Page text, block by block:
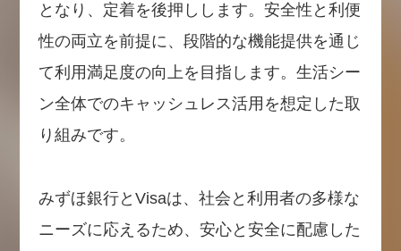
となり、定着を後押しします。安全性と利便
性の両立を前提に、段階的な機能提供を通じ
て利用満足度の向上を目指します。生活シー
ン全体でのキャッシュレス活用を想定した取
り組みです。
みずほ銀行とVisaは、社会と利用者の多様な
ニーズに応えるため、安心と安全に配慮した